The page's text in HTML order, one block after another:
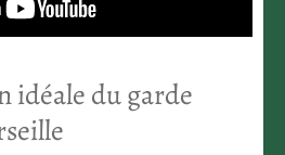
idéale du garde